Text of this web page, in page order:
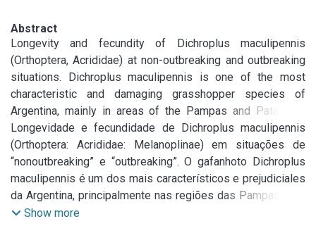
Abstract
Longevity and fecundity of Dichroplus maculipennis
(Orthoptera, Acrididae) at non-outbreaking and outbreaking
situations. Dichroplus maculipennis is one of the most
characteristic and damaging grasshopper species of
Argentina, mainly in areas of the Pampas and Patagonia
regions. We estimated and compared the longevity and
fecundity of adult female D. maculipennis under controlled
conditions (30°C, 14L:10D, 40% RH) from individuals
collected as last instar nymphs (VI) in the field and with a
known recent history of low and high density conditions.
Densities of D. maculipennis at the collecting sites were
Longevidade e fecundidade de Dichroplus maculipennis
(Orthoptera: Acrididae: Melanoplinae) em situações de
“nonoutbreaking” e “outbreaking”. O gafanhoto Dichroplus
maculipennis é um dos mais característicos e prejudiciales
da Argentina, principalmente nas regiões das Pampas e da
Patagonia. O objetivo deste estudo foi estimar e comparar
Show more